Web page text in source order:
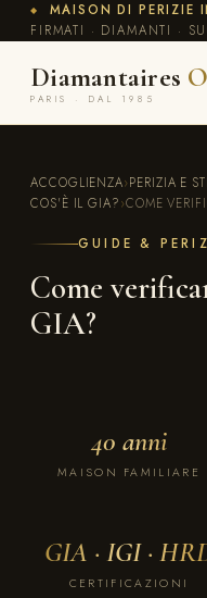
◆ MAISON DI PERIZIE
FIRMATI · DIAMANTI ·
Diamantaires
PARIS · DAL 1985
ACCOGLIENZA›PERIZIA E
COS'È IL GIA?›COME
GUIDE &
Come
GIA?
40 anni
MAISON FAMILIARE
GIA · IGI ·
CERTIFICAZIONI